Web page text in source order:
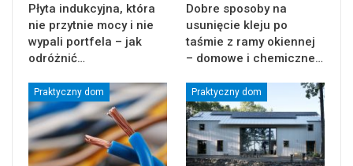
Płyta indukcyjna, która
nie przytnie mocy i nie
wypali portfela – jak
odróżnić…
Dobre sposoby na
usunięcie kleju po
taśmie z ramy okiennej
– domowe i chemiczne…
Praktyczny dom Praktyczny dom